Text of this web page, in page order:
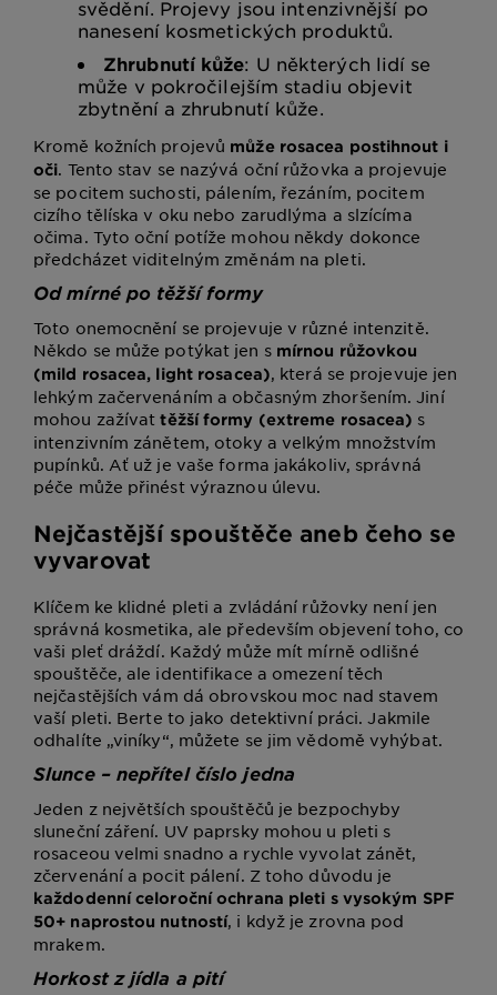
svědění. Projevy jsou intenzivnější po
nanesení kosmetických produktů.
Zhrubnutí kůže: U některých lidí se
může v pokročilejším stadiu objevit
zbytnění a zhrubnutí kůže.
Kromě kožních projevů může rosacea postihnout i
oči. Tento stav se nazývá oční růžovka a projevuje
se pocitem suchosti, pálením, řezáním, pocitem
cizího tělíska v oku nebo zarudlýma a slzícíma
očima. Tyto oční potíže mohou někdy dokonce
předcházet viditelným změnám na pleti.
Od mírné po těžší formy
Toto onemocnění se projevuje v různé intenzitě.
Někdo se může potýkat jen s mírnou růžovkou
(mild rosacea, light rosacea), která se projevuje jen
lehkým začervenáním a občasným zhoršením. Jiní
mohou zažívattěžší formy (extreme rosacea) s
intenzivním zánětem, otoky a velkým množstvím
pupínků. Ať už je vaše forma jakákoliv, správná
péče může přinést výraznou úlevu.
Nejčastější spouštěče aneb čeho se
vyvarovat
Klíčem ke klidné pleti a zvládání růžovky není jen
správná kosmetika, ale především objevení toho, co
vaši pleť dráždí. Každý může mít mírně odlišné
spouštěče, ale identifikace a omezení těch
nejčastějších vám dá obrovskou moc nad stavem
vaší pleti. Berte to jako detektivní práci. Jakmile
odhalíte „viníky“, můžete se jim vědomě vyhýbat.
Slunce – nepřítel číslo jedna
Jeden z největších spouštěčů je bezpochyby
sluneční záření. UV paprsky mohou u pleti s
rosaceou velmi snadno a rychle vyvolat zánět,
zčervenání a pocit pálení. Z toho důvodu je
každodenní celoroční ochrana pleti s vysokým SPF
50+ naprostou nutností, i když je zrovna pod
mrakem.
Horkost z jídla a pití